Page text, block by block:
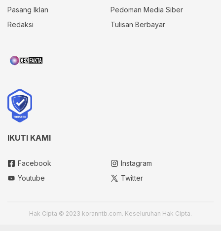
Pasang Iklan
Pedoman Media Siber
Redaksi
Tulisan Berbayar
IKUTI KAMI
Facebook
Instagram
Youtube
Twitter
Hak Cipta © 2023 koranntb.com. Keseluruhan Hak Cipta.